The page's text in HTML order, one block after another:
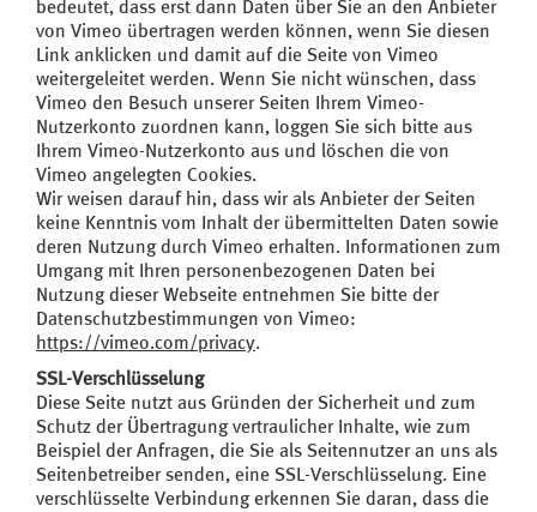
bedeutet, dass erst dann Daten über Sie an den Anbieter
von Vimeo übertragen werden können, wenn Sie diesen
Link anklicken und damit auf die Seite von Vimeo
weitergeleitet werden. Wenn Sie nicht wünschen, dass
Vimeo den Besuch unserer Seiten Ihrem Vimeo-
Nutzerkonto zuordnen kann, loggen Sie sich bitte aus
Ihrem Vimeo-Nutzerkonto aus und löschen die von
Vimeo angelegten Cookies.
Wir weisen darauf hin, dass wir als Anbieter der Seiten
keine Kenntnis vom Inhalt der übermittelten Daten sowie
deren Nutzung durch Vimeo erhalten. Informationen zum
Umgang mit Ihren personenbezogenen Daten bei
Nutzung dieser Webseite entnehmen Sie bitte der
Datenschutzbestimmungen von Vimeo:
https://vimeo.com/privacy.
SSL-Verschlüsselung
Diese Seite nutzt aus Gründen der Sicherheit und zum
Schutz der Übertragung vertraulicher Inhalte, wie zum
Beispiel der Anfragen, die Sie als Seitennutzer an uns als
Seitenbetreiber senden, eine SSL-Verschlüsselung. Eine
verschlüsselte Verbindung erkennen Sie daran, dass die